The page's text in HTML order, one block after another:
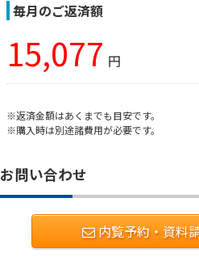
毎月のご返済額
15,077 円
※返済金額はあくまでも目安です。
※購入時は別途諸費用が必要です。
お問い合わせ
内覧予約・資料